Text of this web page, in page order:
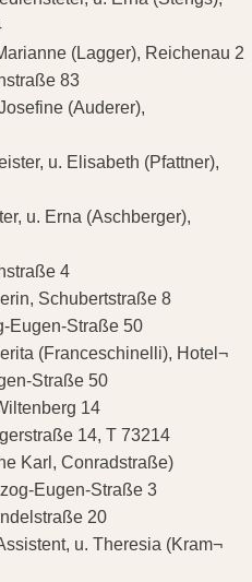
(Lagger), Reichenau 2
83
(Auderer),
u. Elisabeth (Pfattner),
u. Erna (Aschberger),
4
Schubertstraße 8
Eugen-Straße 50
(Franceschinelli), Hotel¬
Straße 50
14
14, T 73214
Karl, Conradstraße)
Eugen-Straße 3
20
u. Theresia (Kram¬